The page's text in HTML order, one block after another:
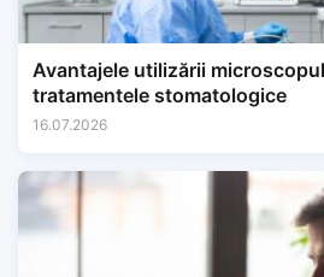
Avantajele utilizării
tratamentele stomatologice
16.07.2026